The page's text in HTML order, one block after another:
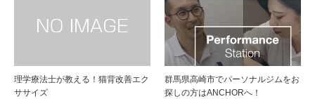
理学療法士が教える！猫背改善エク
ササイズ
群馬県高崎市でパーソナルジムをお
探しの方はANCHORへ！